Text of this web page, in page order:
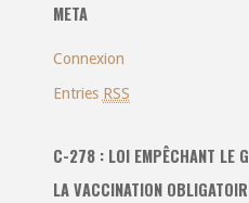
META
Connexion
Entries RSS
C-278 : LOI EMPÊCHANT LE
LA VACCINATION